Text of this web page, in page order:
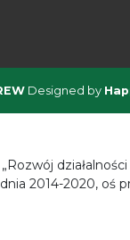
Designed by
2014-2020, oś